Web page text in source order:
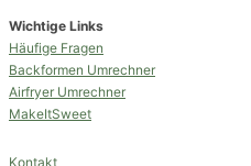
Wichtige Links
Häufige Fragen
Backformen Umrechner
Airfryer Umrechner
MakeItSweet
Kontakt